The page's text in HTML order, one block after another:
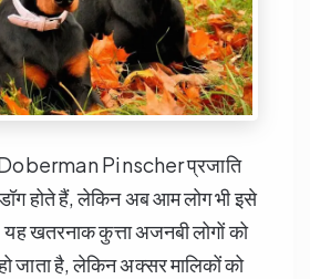
Doberman Pinscher प्रजाति
होते हैं, लेकिन अब आम लोग भी इसे
खतरनाक कुत्ता अजनबी लोगों को
जाता है, लेकिन अक्सर मालिकों को